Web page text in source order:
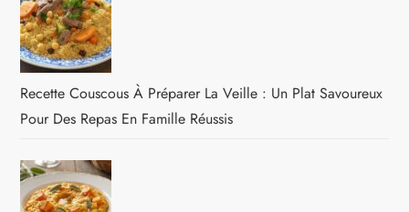
Recette Couscous À Préparer La Veille : Un Plat Savoureux
Pour Des Repas En Famille Réussis